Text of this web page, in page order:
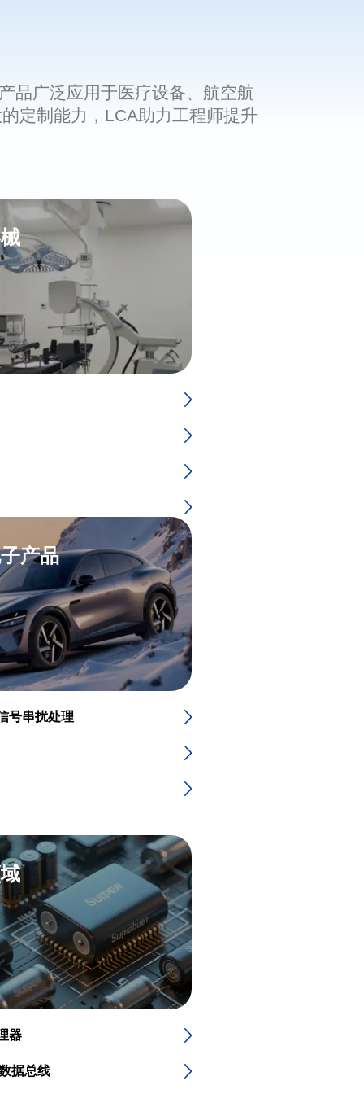
品广泛应用于医疗设备、航空航
定制能力，LCA助力工程师提升
产品
号串扰处理
器
据总线